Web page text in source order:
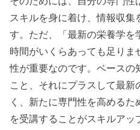
スキルを身に着け、情報収集
す。ただ、「最新の栄養学を
時間がいくらあっても足りま
性が重要なのです。ベースの
こと、それにプラスして最新
く、新たに専門性を高める
を受講することがスキルアッ